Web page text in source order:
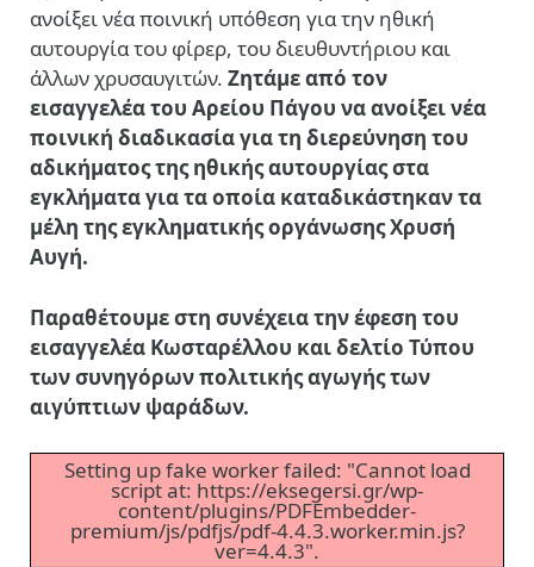
ανοίξει νέα ποινική υπόθεση για την ηθική
αυτουργία του φίρερ, του διευθυντήριου και
άλλων χρυσαυγιτών. Ζητάμε από τον
εισαγγελέα του Αρείου Πάγου να ανοίξει νέα
ποινική διαδικασία για τη διερεύνηση του
αδικήματος της ηθικής αυτουργίας στα
εγκλήματα για τα οποία καταδικάστηκαν τα
μέλη της εγκληματικής οργάνωσης Χρυσή
Αυγή.
Παραθέτουμε στη συνέχεια την έφεση του
εισαγγελέα Κωσταρέλλου και δελτίο Τύπου
των συνηγόρων πολιτικής αγωγής των
αιγύπτιων ψαράδων.
Setting up fake worker failed: "Cannot load
script at: https://eksegersi.gr/wp-
content/plugins/PDFEmbedder-
premium/js/pdfjs/pdf-4.4.3.worker.min.js?
ver=4.4.3".